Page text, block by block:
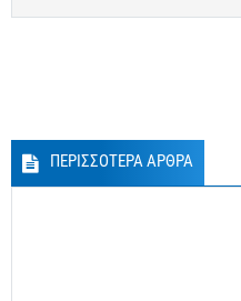
ΠΕΡΙΣΣΟΤΕΡΑ ΑΡΘΡΑ